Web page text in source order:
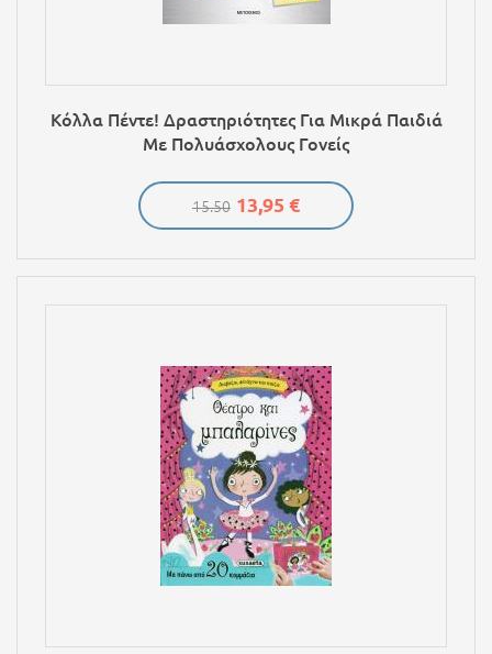
Κόλλα Πέντε! Δραστηριότητες Για Μικρά Παιδιά
Με Πολυάσχολους Γονείς
15.50 13,95 €